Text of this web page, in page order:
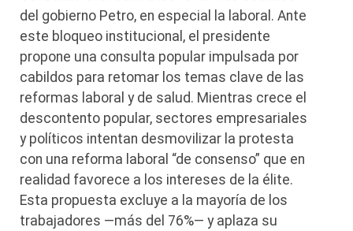
del gobierno Petro, en especial la laboral. Ante
este bloqueo institucional, el presidente
propone una consulta popular impulsada por
cabildos para retomar los temas clave de las
reformas laboral y de salud. Mientras crece el
descontento popular, sectores empresariales
y políticos intentan desmovilizar la protesta
con una reforma laboral “de consenso” que en
realidad favorece a los intereses de la élite.
Esta propuesta excluye a la mayoría de los
trabajadores —más del 76%— y aplaza su